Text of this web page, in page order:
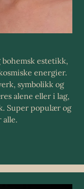
estetikk,
energier.
symbolikk og
alene eller i lag,
Super populær og
alle.